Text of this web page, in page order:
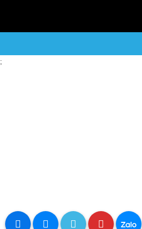
;